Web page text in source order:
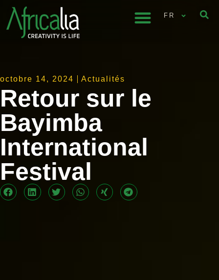
FR
octobre 14, 2024 Actualités
Retour sur le
Bayimba
International
Festival